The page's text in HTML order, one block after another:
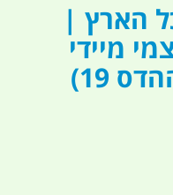
הארץ |
מיידי
19)